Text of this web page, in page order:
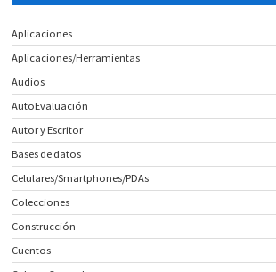
Aplicaciones
Aplicaciones/Herramientas
Audios
AutoEvaluación
Autor y Escritor
Bases de datos
Celulares/Smartphones/PDAs
Colecciones
Construcción
Cuentos